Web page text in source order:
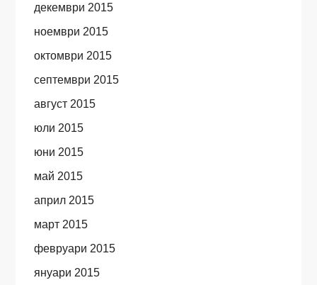
декември 2015
ноември 2015
октомври 2015
септември 2015
август 2015
юли 2015
юни 2015
май 2015
април 2015
март 2015
февруари 2015
януари 2015